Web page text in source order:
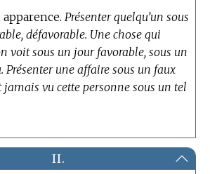
apparence. Présenter quelqu’un sous
défavorable. Une chose qui
voit sous un jour favorable, sous un
Présenter une affaire sous un faux
jamais vu cette personne sous un tel
II.